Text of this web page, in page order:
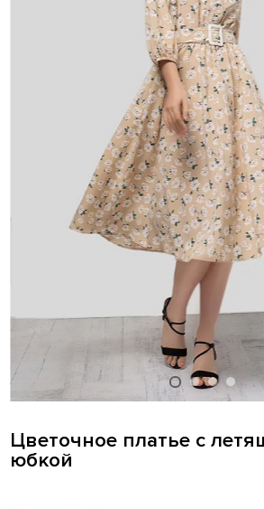
Цветочное платье с
юбкой